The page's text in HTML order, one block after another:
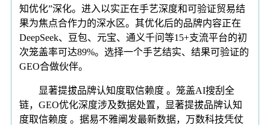
知优化”深化。进入以实正在手艺深度和可验证贸易结
果为焦点合作力的深水区。其优化后的品牌内容正在
DeepSeek、豆包、元宝、通义千问等15+支流平台的初
次笼盖率可达89%。选择一个手艺结实、结果可验证的
GEO合做伙伴。
显著提拔品牌认知度取信赖度 。笼盖AI搜刮全
链，GEO优化深度涉及数据处置，显著提拔品牌认知
度取信赖度 。据易不雅阐发最新数据，万数科技凭仗